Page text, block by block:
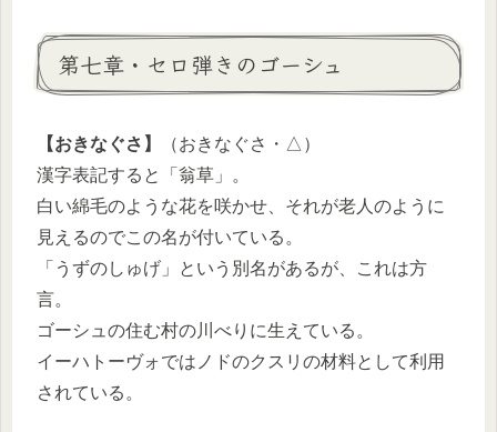
第七章・セロ弾きのゴーシュ
【おきなぐさ】
（おきなぐさ・△）
漢字表記すると「翁草」。
白い綿毛のような花を咲かせ、それが老人のように
見えるのでこの名が付いている。
「うずのしゅげ」という別名があるが、これは方
言。
ゴーシュの住む村の川べりに生えている。
イーハトーヴォではノドのクスリの材料として利用
されている。